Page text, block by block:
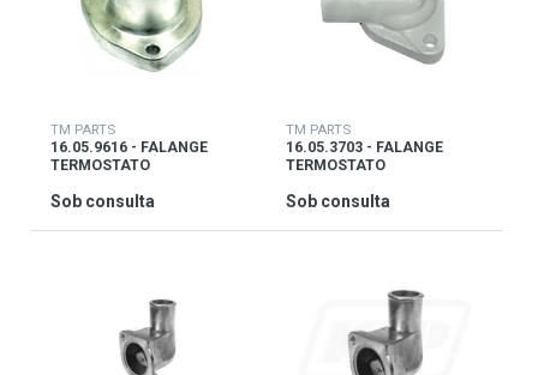
TM PARTS
16.05.9616 - FALANGE
TERMOSTATO
Sob consulta
TM PARTS
16.05.3703 - FALANGE
TERMOSTATO
Sob consulta